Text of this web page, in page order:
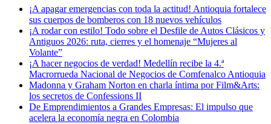
¡A apagar emergencias con toda la actitud! Antioquia fortalece
sus cuerpos de bomberos con 18 nuevos vehículos
¡A rodar con estilo! Todo sobre el Desfile de Autos Clásicos y
Antiguos 2026: ruta, cierres y el homenaje “Mujeres al
Volante”
¡A hacer negocios de verdad! Medellín recibe la 4.ª
Macrorrueda Nacional de Negocios de Comfenalco Antioquia
Madonna y Graham Norton en charla íntima por Film&Arts:
los secretos de Confessions II
De Emprendimientos a Grandes Empresas: El impulso que
acelera la economía negra en Colombia